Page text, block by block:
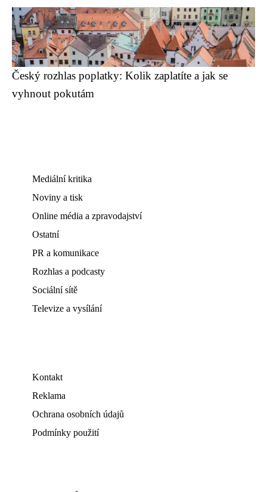
Český rozhlas poplatky: Kolik zaplatíte a jak se
vyhnout pokutám
Mediální kritika
Noviny a tisk
Online média a zpravodajství
Ostatní
PR a komunikace
Rozhlas a podcasty
Sociální sítě
Televize a vysílání
Kontakt
Reklama
Ochrana osobních údajů
Podmínky použití